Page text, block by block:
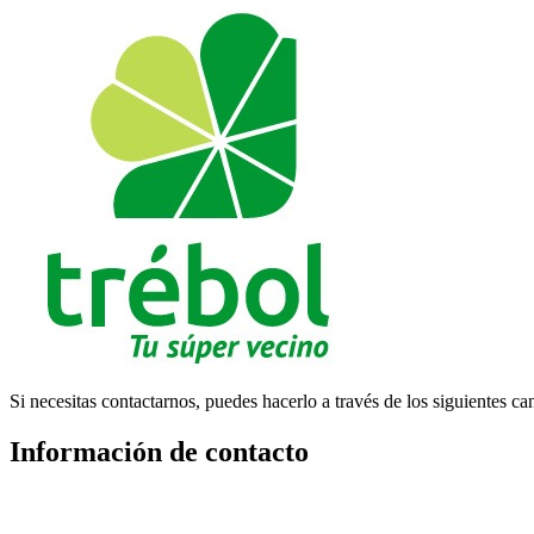
Si necesitas contactarnos, puedes hacerlo a través de los siguientes
Información de contacto